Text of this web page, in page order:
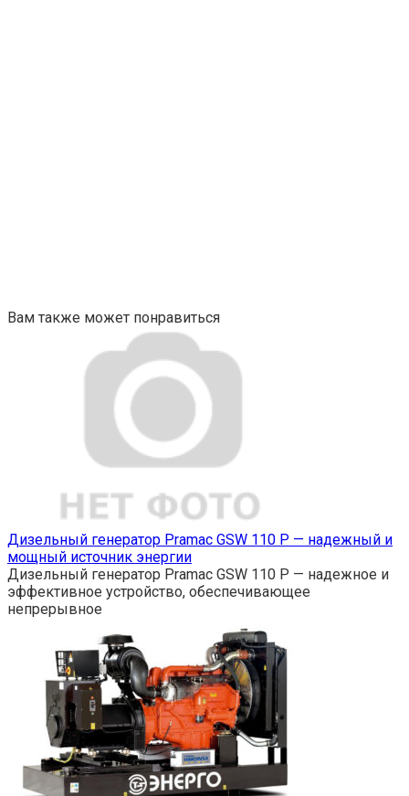
Вам также может понравиться
Дизельный генератор Pramac GSW 110 P — надежный и
мощный источник энергии
Дизельный генератор Pramac GSW 110 P — надежное и
эффективное устройство, обеспечивающее
непрерывное